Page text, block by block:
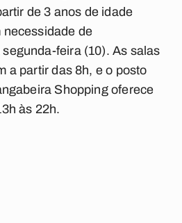
de 3 anos de idade
de
feira (10). As salas
a partir das 8h, e o posto
Shopping oferece
às 22h.